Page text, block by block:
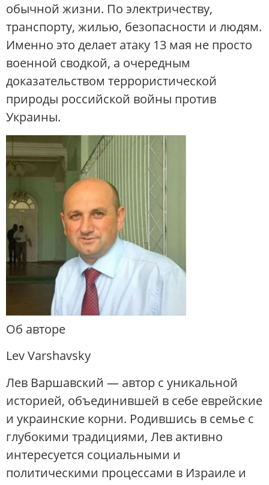
обычной жизни. По электричеству,
транспорту, жилью, безопасности и людям.
Именно это делает атаку 13 мая не просто
военной сводкой, а очередным
доказательством террористической
природы российской войны против
Украины.
Об авторе
Lev Varshavsky
Лев Варшавский — автор с уникальной
историей, объединившей в себе еврейские
и украинские корни. Родившись в семье с
глубокими традициями, Лев активно
интересуется социальными и
политическими процессами в Израиле и